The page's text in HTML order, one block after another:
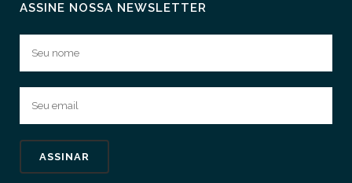
ASSINE NOSSA NEWSLETTER